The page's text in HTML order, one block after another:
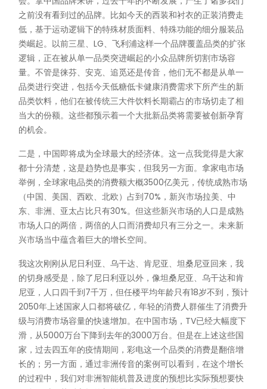
之前没有看到过的品牌。比如今天的西装和衬衣的正装消费走
低，基于运动逻辑下的特殊材质面料、特殊功能的细分服装品
类崛起。以前三星、LG、飞利浦这样一个品牌覆盖品类的扩张
逻辑，正在被从单一品类突进崛起的小众品牌所切割市场容
量。不管是徕芬、安克、追觅还是传音，他们无不都是从单一
品类进行突进，包括今天低糖低卡健康消费需求下所产生的新
品类饮料，他们在被传统三大件饮料长期霸占的市场切走了相
当大的份额。这些都预示着一个大批新品类将需要被创新孕育
的机会。
二是，中国即将成为全球最大的经济体。这一点我觉得是大家
都十分清楚，这是趋势也是事实，但我另一方面。拿家电市场
举例，全球家电品类的消费额大概3500亿美元，传统成熟市场
（中国、美国、西欧、北欧）占到70%，新兴市场拉美、中
东、非洲、亚太占比只有30%。但这些新兴市场的人口是成熟
市场人口的两倍，两倍的人口而消费却只有三分之一。未来新
兴市场当中蕴含着巨大的增长空间。
我这次刚刚从尼日利亚、乌干达、肯尼亚、坦桑尼亚回来，我
的切身感受是，除了尼日利亚以外，像坦桑尼亚、乌干达和肯
尼亚，人口四千到7千万，但任楼平均年龄只有18岁不到，预计
2050年上述国家人口都将破亿，年轻的消费人群催生了消费升
级与消费市场容量的快速增加。在中国市场，TV已经大幅度下
滑，从5000万台下降到去年的3000万台。但是在上述这些国
家，过去四五年的疫情期间，彩电这一个品类的消费是翻倍增
长的；另一方面，通过非洲传音的案例可以看到，在这个增长
的过程中，我们对非洲智能机普及进度的预想比实际预想要快